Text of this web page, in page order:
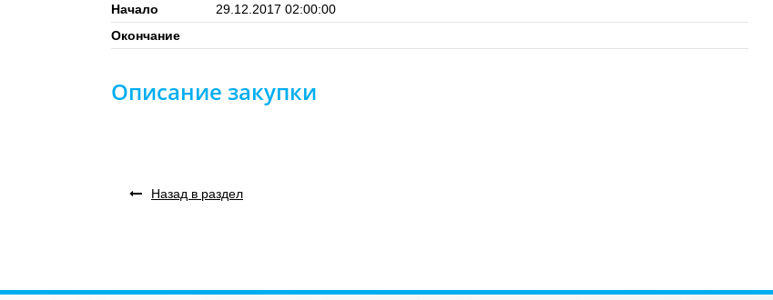
Начало
29.12.2017 02:00:00
Окончание
Описание закупки
Назад в раздел